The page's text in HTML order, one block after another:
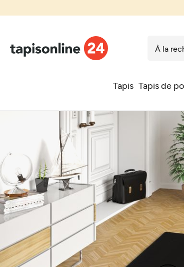
Tapis Tapis de